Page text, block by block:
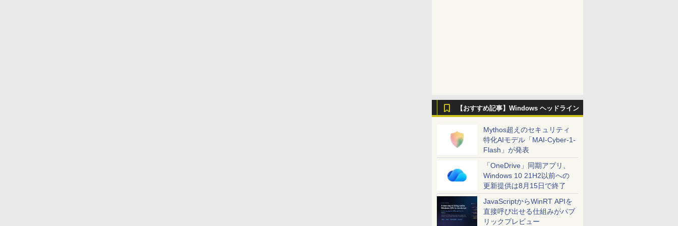
【おすすめ記事】Windows ヘッドライン
Mythos超えのセキュリティ
特化AIモデル「MAI-Cyber-1-
Flash」が発表
「OneDrive」同期アプリ、
Windows 10 21H2以前への
更新提供は8月15日で終了
JavaScriptからWinRT APIを
直接呼び出せる仕組みがパブ
リックプレビュー